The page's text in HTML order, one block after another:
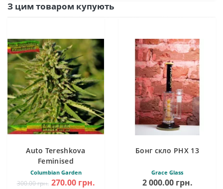
З цим товаром купують
Auto Tereshkova
Feminised
Columbian Garden
300.00 грн. 270.00 грн.
Бонг скло PHX 13
Grace Glass
2 000.00 грн.